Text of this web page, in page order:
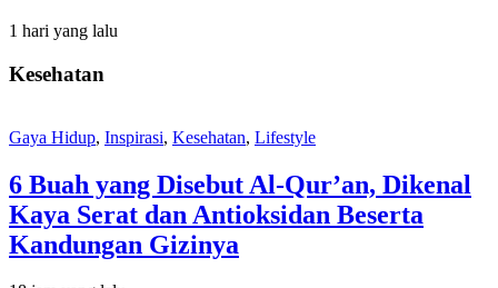
1 hari yang lalu
Kesehatan
Gaya Hidup, Inspirasi, Kesehatan, Lifestyle
6 Buah yang Disebut Al-Qur’an, Dikenal
Kaya Serat dan Antioksidan Beserta
Kandungan Gizinya